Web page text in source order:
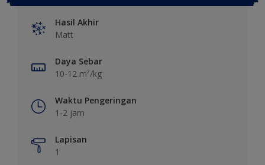
Hasil Akhir
Matt
Daya Sebar
10-12 m²/kg
Waktu Pengeringan
1-2 jam
Lapisan
1